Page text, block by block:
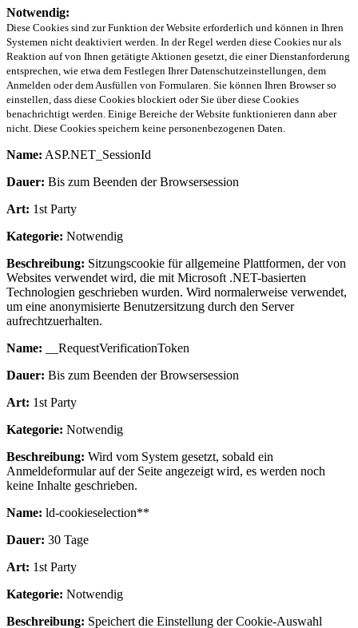
Notwendig:
Diese Cookies sind zur Funktion der Website erforderlich und können in Ihren
Systemen nicht deaktiviert werden. In der Regel werden diese Cookies nur als
Reaktion auf von Ihnen getätigte Aktionen gesetzt, die einer Dienstanforderung
entsprechen, wie etwa dem Festlegen Ihrer Datenschutzeinstellungen, dem
Anmelden oder dem Ausfüllen von Formularen. Sie können Ihren Browser so
einstellen, dass diese Cookies blockiert oder Sie über diese Cookies
benachrichtigt werden. Einige Bereiche der Website funktionieren dann aber
nicht. Diese Cookies speichern keine personenbezogenen Daten.
Name: ASP.NET_SessionId
Dauer: Bis zum Beenden der Browsersession
Art: 1st Party
Kategorie: Notwendig
Beschreibung: Sitzungscookie für allgemeine Plattformen, der von
Websites verwendet wird, die mit Microsoft .NET-basierten
Technologien geschrieben wurden. Wird normalerweise verwendet,
um eine anonymisierte Benutzersitzung durch den Server
aufrechtzuerhalten.
Name: __RequestVerificationToken
Dauer: Bis zum Beenden der Browsersession
Art: 1st Party
Kategorie: Notwendig
Beschreibung: Wird vom System gesetzt, sobald ein
Anmeldeformular auf der Seite angezeigt wird, es werden noch
keine Inhalte geschrieben.
Name: ld-cookieselection**
Dauer: 30 Tage
Art: 1st Party
Kategorie: Notwendig
Beschreibung: Speichert die Einstellung der Cookie-Auswahl